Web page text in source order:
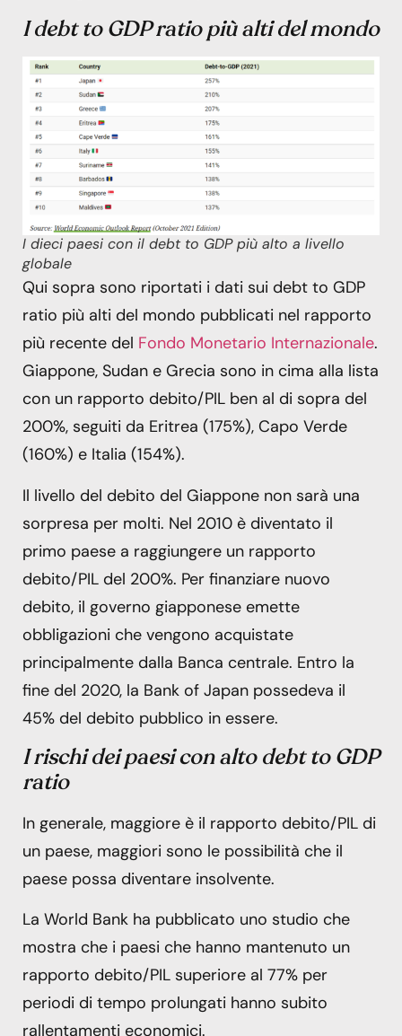
I debt to GDP ratio più alti del mondo
I dieci paesi con il debt to GDP più alto a livello
globale
Qui sopra sono riportati i dati sui debt to GDP
ratio più alti del mondo pubblicati nel rapporto
più recente del Fondo Monetario Internazionale.
Giappone, Sudan e Grecia sono in cima alla lista
con un rapporto debito/PIL ben al di sopra del
200%, seguiti da Eritrea (175%), Capo Verde
(160%) e Italia (154%).
Il livello del debito del Giappone non sarà una
sorpresa per molti. Nel 2010 è diventato il
primo paese a raggiungere un rapporto
debito/PIL del 200%. Per finanziare nuovo
debito, il governo giapponese emette
obbligazioni che vengono acquistate
principalmente dalla Banca centrale. Entro la
fine del 2020, la Bank of Japan possedeva il
45% del debito pubblico in essere.
I rischi dei paesi con alto debt to GDP
ratio
In generale, maggiore è il rapporto debito/PIL di
un paese, maggiori sono le possibilità che il
paese possa diventare insolvente.
La World Bank ha pubblicato uno studio che
mostra che i paesi che hanno mantenuto un
rapporto debito/PIL superiore al 77% per
periodi di tempo prolungati hanno subito
rallentamenti economici.